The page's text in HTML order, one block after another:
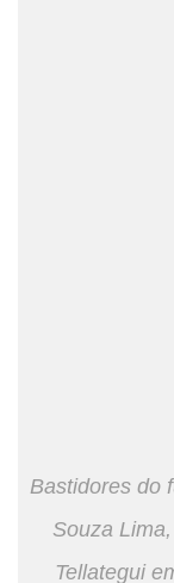
Bastidores do
Souza
Tellategui